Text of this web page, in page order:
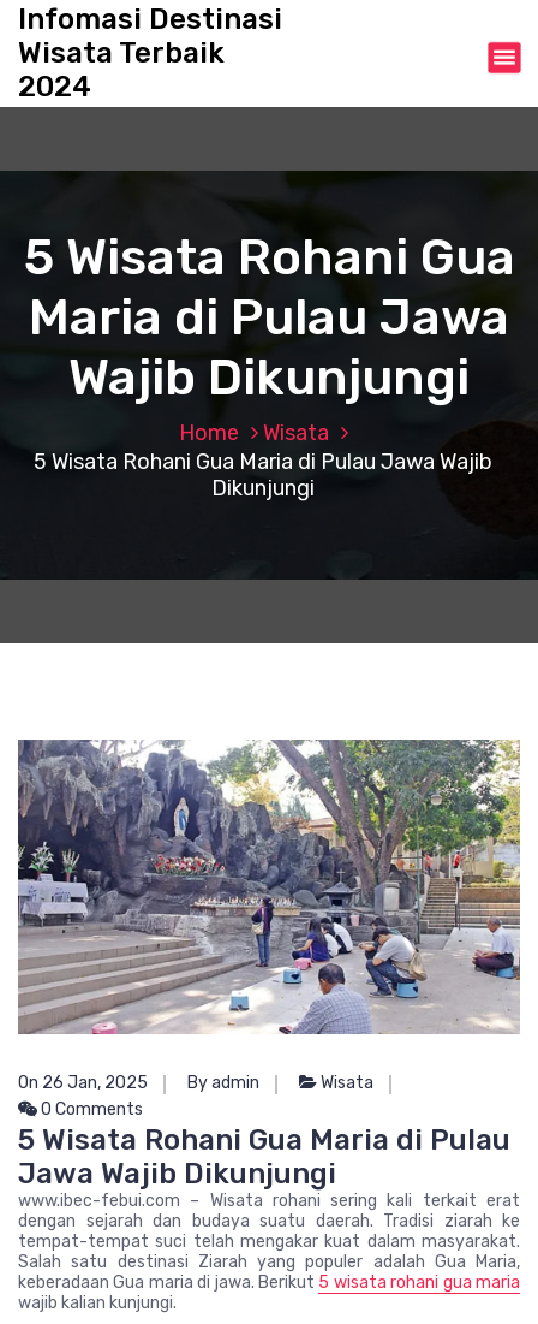
c
Infomasi Destinasi
Wisata Terbaik
2024
5 Wisata Rohani Gua
Maria di Pulau Jawa
Wajib Dikunjungi
Home
Wisata
5 Wisata Rohani Gua Maria di Pulau Jawa Wajib
Dikunjungi
On 26 Jan, 2025 By admin
Wisata
0 Comments
5 Wisata Rohani Gua Maria di Pulau
Jawa Wajib Dikunjungi
www.ibec-febui.com – Wisata rohani sering kali terkait erat
dengan sejarah dan budaya suatu daerah. Tradisi ziarah ke
tempat-tempat suci telah mengakar kuat dalam masyarakat.
Salah satu destinasi Ziarah yang populer adalah Gua Maria,
keberadaan Gua maria di jawa. Berikut 5 wisata rohani gua maria
wajib kalian kunjungi.